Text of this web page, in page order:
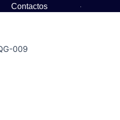
Contactos
009